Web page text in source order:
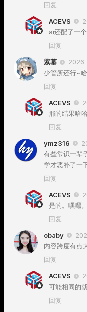
回复
ACEVS
ai还配了一
回复
紫慕
少管所还行~
回复
ACEVS
邢的结果哈哈
回复
ymz316
有些常识一辈
学才恶补了一
回复
ACEVS
是的。嘿嘿。
回复
obaby
内容跨度有点
回复
ACEVS
可能相同的
回复